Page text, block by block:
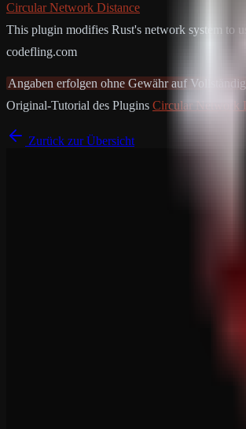
Circular Network Distance
This plugin modifies Rust's network system to
codefling.com
Angaben erfolgen ohne Gewähr auf
Original-Tutorial des Plugins Circular Network
Zurück zur Übersicht